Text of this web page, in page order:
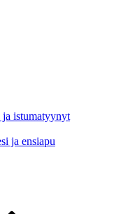
ja istumatyynyt
ja ensiapu